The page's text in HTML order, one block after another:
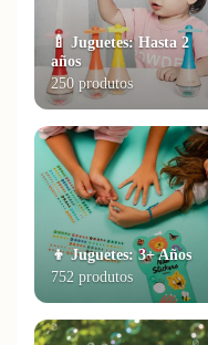
🍼 Juguetes: Hasta 2
años
250 produtos
👦 Juguetes: 3+ Años
752 produtos